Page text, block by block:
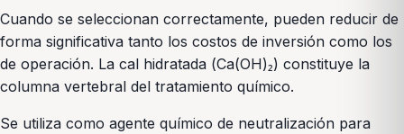
Cuando se seleccionan correctamente, pueden reducir de
forma significativa tanto los costos de inversión como los
de operación. La cal hidratada (Ca(OH)₂) constituye la
columna vertebral del tratamiento químico.
Se utiliza como agente químico de neutralización para